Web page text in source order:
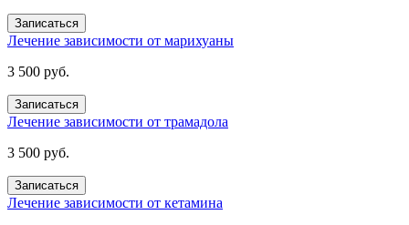
Записаться
Лечение зависимости от марихуаны
3 500 руб.
Записаться
Лечение зависимости от трамадола
3 500 руб.
Записаться
Лечение зависимости от кетамина